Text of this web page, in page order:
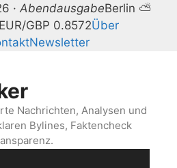
· AbendausgabeBerlin ⛅
GBP 0.8572Über
Newsletter
Nachrichten, Analysen und
Bylines, Faktencheck